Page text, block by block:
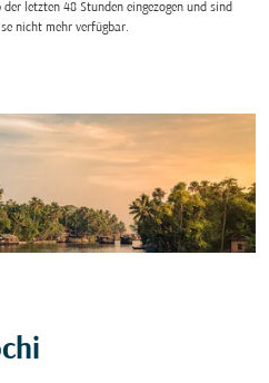
letzten 48 Stunden eingezogen und sind
nicht mehr verfügbar.